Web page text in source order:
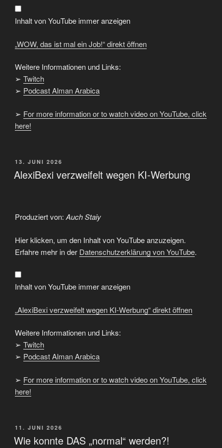
Job!“
von
YouTube
anzeigen
Inhalt von YouTube immer anzeigen
„WOW, das ist mal ein Job!“ direkt öffnen
Weitere Informationen und Links:
➢ Twitch
➢ Podcast Alman Arabica
➢ For more information or to watch video on YouTube, click
here!
VERÖFFENTLICHT
AM
13. JUNI 2026
AlexiBexi verzweifelt wegen KI-Werbung
Produziert von: Auch Staiy
„AlexiBexi
verzweifelt
wegen
KI-
von
YouTube
anzeigen
Hier klicken, um den Inhalt von YouTube anzuzeigen.
Erfahre mehr in der Datenschutzerklärung von YouTube.
Inhalt von YouTube immer anzeigen
„AlexiBexi verzweifelt wegen KI-Werbung“ direkt öffnen
Weitere Informationen und Links:
➢ Twitch
➢ Podcast Alman Arabica
➢ For more information or to watch video on YouTube, click
here!
VERÖFFENTLICHT
AM
11. JUNI 2026
Wie konnte DAS „normal“ werden?!